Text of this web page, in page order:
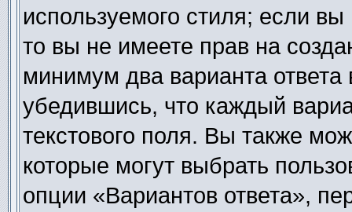
используемого стиля; если
то вы не имеете прав на
минимум два варианта
убедившись, что каждый
текстового поля. Вы также
которые могут выбрать
опции «Вариантов ответа»,